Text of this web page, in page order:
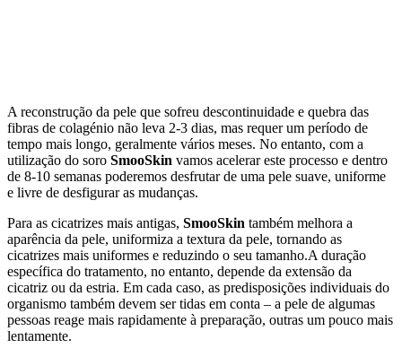
A reconstrução da pele que sofreu descontinuidade e quebra das
fibras de colagénio não leva 2-3 dias, mas requer um período de
tempo mais longo, geralmente vários meses. No entanto, com a
utilização do soro SmooSkin vamos acelerar este processo e dentro
de 8-10 semanas poderemos desfrutar de uma pele suave, uniforme
e livre de desfigurar as mudanças.
Para as cicatrizes mais antigas, SmooSkin também melhora a
aparência da pele, uniformiza a textura da pele, tornando as
cicatrizes mais uniformes e reduzindo o seu tamanho.A duração
específica do tratamento, no entanto, depende da extensão da
cicatriz ou da estria. Em cada caso, as predisposições individuais do
organismo também devem ser tidas em conta – a pele de algumas
pessoas reage mais rapidamente à preparação, outras um pouco mais
lentamente.